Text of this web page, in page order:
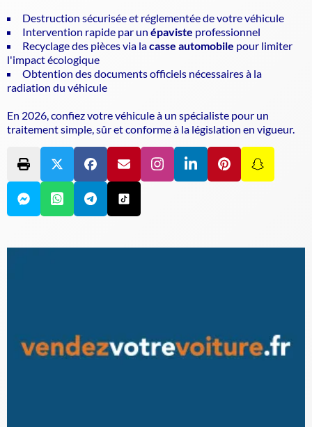
Destruction sécurisée et réglementée de votre véhicule
Intervention rapide par un épaviste professionnel
Recyclage des pièces via lacasse automobile pour limiter
l'impact écologique
Obtention des documents officiels nécessaires à la
radiation du véhicule
En 2026, confiez votre véhicule à un spécialiste pour un
traitement simple, sûr et conforme à la législation en vigueur.